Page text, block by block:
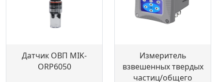
Датчик ОВП MIK-
ORP6050
Измеритель
взвешенных твердых
частиц/общего